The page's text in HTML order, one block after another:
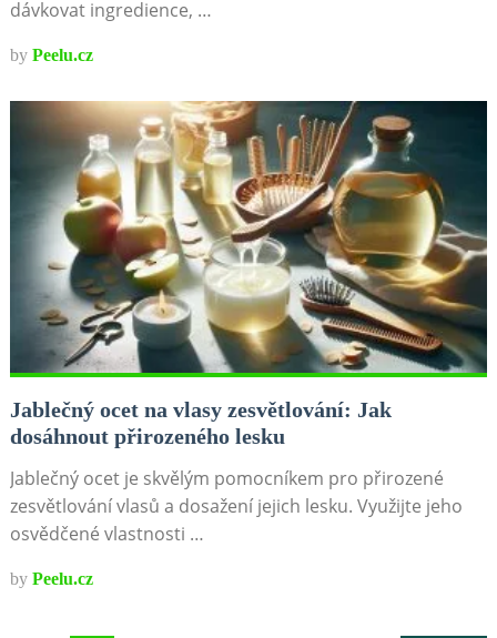
dávkovat ingredience, …
by Peelu.cz
Jablečný ocet na vlasy zesvětlování: Jak
dosáhnout přirozeného lesku
Jablečný ocet je skvělým pomocníkem pro přirozené
zesvětlování vlasů a dosažení jejich lesku. Využijte jeho
osvědčené vlastnosti …
by Peelu.cz